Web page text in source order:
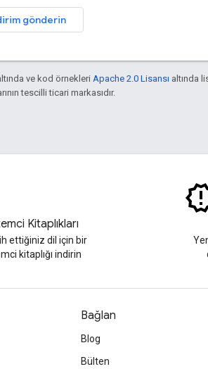
gönderin
ve kod örnekleri Apache 2.0 Lisansı altında
tescilli ticari markasıdır.
Kitaplıkları
ettiğiniz dil için bir
kitaplığı indirin
Bağlan
Blog
Bülten